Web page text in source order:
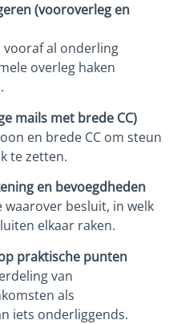
(vooroverleg en
al onderling
overleg haken
mails met brede CC)
en brede CC om steun
te zetten.
en bevoegdheden
waarover besluit, in welk
elkaar raken.
praktische punten
van
als
iets onderliggends.